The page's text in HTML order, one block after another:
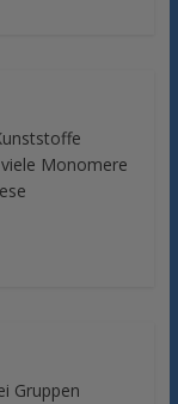
Monomere
Gruppen